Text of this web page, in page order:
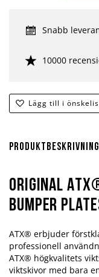
Lägg till i
Snabb
10000
Produktbeskrivning
Original
Bumper
ATX® erbjuder
professionell
ATX® högkvalitets
viktskivor med bara